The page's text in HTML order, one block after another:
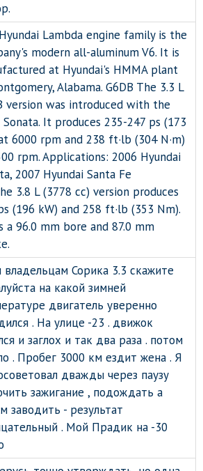
Lambda engine family is the
modern all-aluminum V6. It is
at Hyundai's HMMA plant
Alabama. G6DB The 3.3 L
version was introduced with the
Sonata. It produces 235-247 ps (173
6000 rpm and 238 ft·lb (304 N·m)
rpm. Applications: 2006 Hyundai
2007 Hyundai Santa Fe
3.8 L (3778 cc) version produces
(196 kW) and 258 ft·lb (353 Nm).
a 96.0 mm bore and 87.0 mm
владельцам Сорика 3.3 скажите
на какой зимней
двигатель уверенно
. На улице -23 . движок
и заглох и так два раза . потом
. Пробег 3000 км ездит жена . Я
дважды через паузу
зажигание , подождать а
заводить - результат
. Мой Прадик на -30